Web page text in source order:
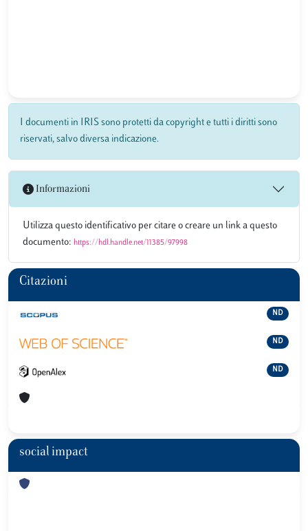
I documenti in IRIS sono protetti da copyright e tutti i diritti sono
riservati, salvo diversa indicazione.
Informazioni
Utilizza questo identificativo per citare o creare un link a questo
documento: https://hdl.handle.net/11385/97998
Citazioni
ND
ND
ND
social impact